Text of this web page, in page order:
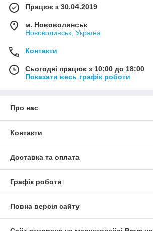
Працює з 30.04.2019
м. Нововолинськ
Нововолинськ, Україна
Контакти
Сьогодні працює з 10:00 до 18:00
Показати весь графік роботи
Про нас
Контакти
Доставка та оплата
Графік роботи
Повна версія сайту